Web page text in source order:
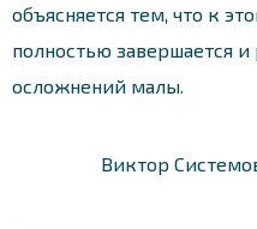
объясняется тем, что к
полностью завершается
осложнений малы.
Виктор